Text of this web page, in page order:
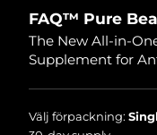
value
Same
page
link.
FAQ™ Pure
The New All-in-
Supplement for
Välj förpackning: